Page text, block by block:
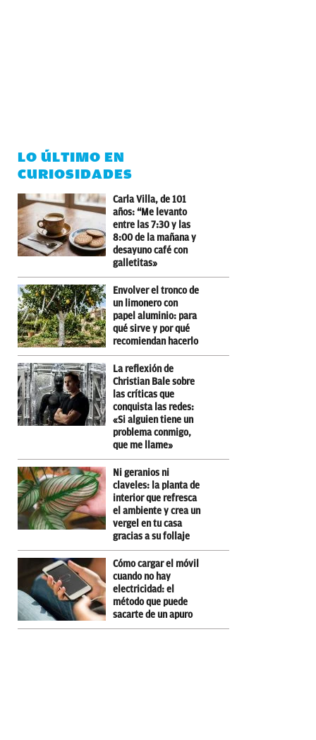
LO ÚLTIMO EN
CURIOSIDADES
Carla Villa, de 101
años: “Me levanto
entre las 7:30 y las
8:00 de la mañana y
desayuno café con
galletitas»
Envolver el tronco de
un limonero con
papel aluminio: para
qué sirve y por qué
recomiendan hacerlo
La reflexión de
Christian Bale sobre
las críticas que
conquista las redes:
«Si alguien tiene un
problema conmigo,
que me llame»
Ni geranios ni
claveles: la planta de
interior que refresca
el ambiente y crea un
vergel en tu casa
gracias a su follaje
Cómo cargar el móvil
cuando no hay
electricidad: el
método que puede
sacarte de un apuro